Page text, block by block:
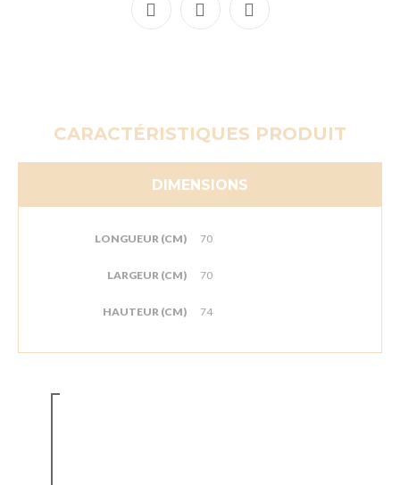
CARACTÉRISTIQUES PRODUIT
DIMENSIONS
LONGUEUR (CM) 70
LARGEUR (CM) 70
HAUTEUR (CM) 74